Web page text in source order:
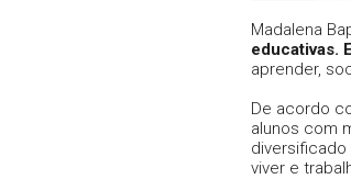
Madalena
educativas.
aprender,
De acordo
alunos com
viver e